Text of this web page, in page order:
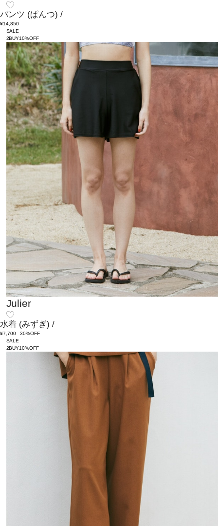
パンツ (ぱんつ) /
¥14,850
SALE
2BUY10%OFF
Julier
水着 (みずぎ) /
¥7,700
30%OFF
SALE
2BUY10%OFF